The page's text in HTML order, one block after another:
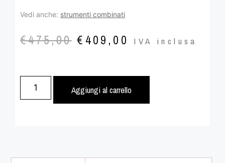
Vedi anche: strumenti combinati
€475,00 € 409,00 IVA inclusa
Aggiungi al carrello